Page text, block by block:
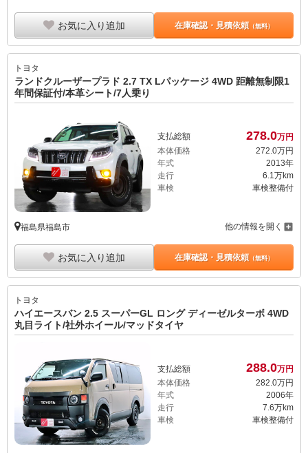
お気に入り追加 在庫確認・見積依頼（無料）
トヨタ
ランドクルーザープラド 2.7 TX Lパッケージ 4WD 距離無制限1
年間保証付/本革シート/7人乗り
支払総額 278.0万円
本体価格
272. 0万円
年式
2013年
走行
6.1万km
車検
車検整備付
福島県福島市 他の情報を開く
お気に入り追加 在庫確認・見積依頼（無料）
トヨタ
ハイエースバン 2.5 スーパーGL ロング ディーゼルターボ 4WD
丸目ライト/社外ホイール/マッドタイヤ
支払総額 288.0万円
本体価格
282.0万円
年式
2006年
走行
7.6万km
車検
車検整備付